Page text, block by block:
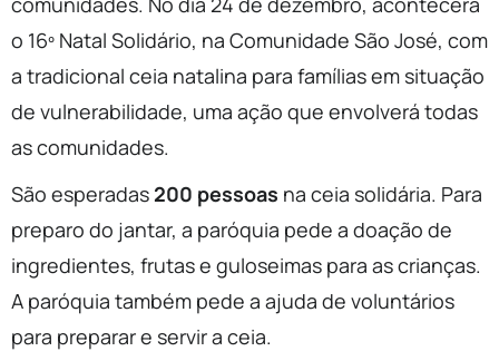
o 16º Natal Solidário, na Comunidade São José, com
a tradicional ceia natalina para famílias em situação
de vulnerabilidade, uma ação que envolverá todas
as comunidades.
São esperadas 200 pessoas na ceia solidária. Para
preparo do jantar, a paróquia pede a doação de
ingredientes, frutas e guloseimas para as crianças.
A paróquia também pede a ajuda de voluntários
para preparar e servir a ceia.